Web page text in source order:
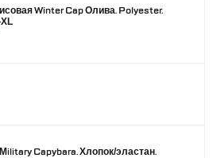
Winter Cap Олива. Polyester.
Capybara. Хлопок/эластан.